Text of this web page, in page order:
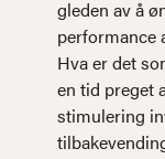
gleden av å
performance
Hva er det
en tid preget
stimulering